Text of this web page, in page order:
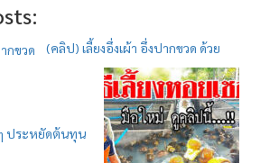
(คลิป) เลี้ยงอึ่งเผ้า อึ่งปากขวด ด้วย
ประหยัดต้นทุน